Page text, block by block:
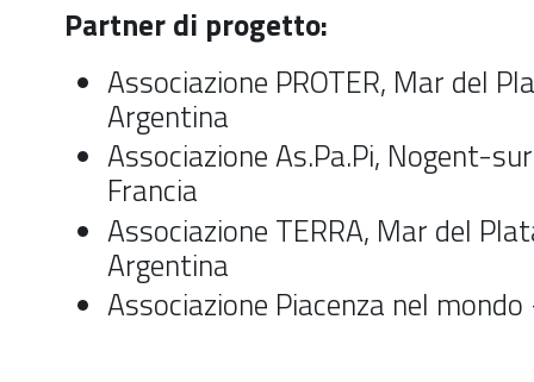
Partner di progetto:
Associazione PROTER, Mar del
Argentina
Associazione As.Pa.Pi, Nogent-
Francia
Associazione TERRA, Mar del
Argentina
Associazione Piacenza nel